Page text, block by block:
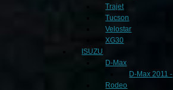
Trajet
Tucson
Velostar
XG30
ISUZU
D-Max
D-Max 2011 -
Rodeo